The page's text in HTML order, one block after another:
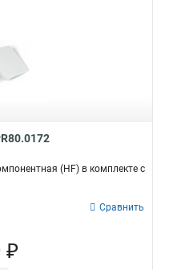
(HF) в комплекте с
Сравнить
₽